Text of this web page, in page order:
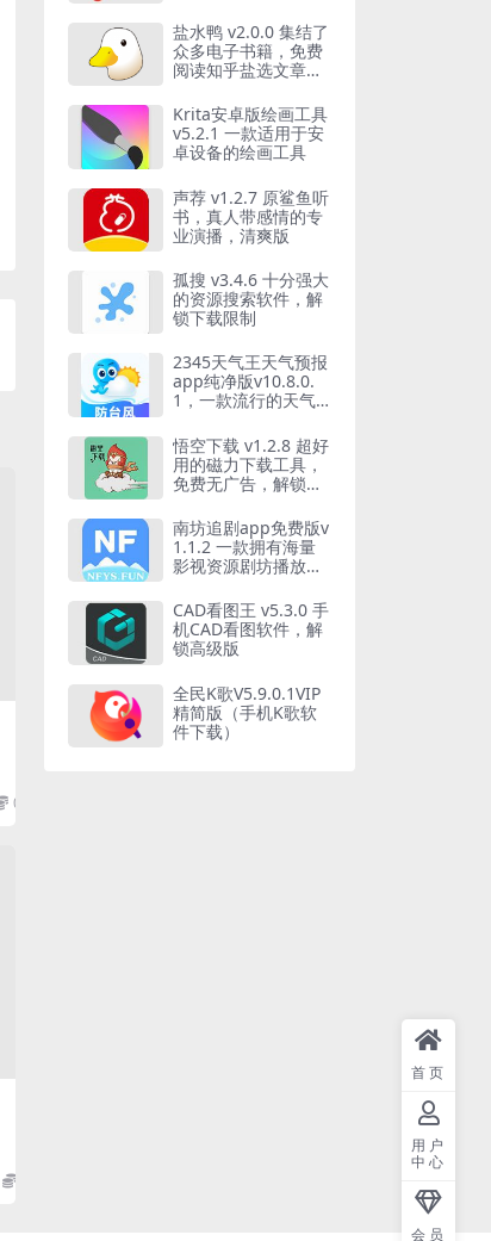
0
盐水鸭 v2.0.0 集结了
众多电子书籍，免费
阅读知乎盐选文章，
Krita安卓版绘画工具
v5.2.1 一款适用于安
卓设备的绘画工具
声荐 v1.2.7 原鲨鱼听
书，真人带感情的专
业演播，清爽版
孤搜 v3.4.6 十分强大
的资源搜索软件，解
锁下载限制
2345天气王天气预报
app纯净版v10.8.0.
1，一款流行的天气
悟空下载 v1.2.8 超好
用的磁力下载工具，
免费无广告，解锁会
南坊追剧app免费版v
1.1.2 一款拥有海量
影视资源剧坊播放软
CAD看图王 v5.3.0 手
机CAD看图软件，解
锁高级版
全民K歌V5.9.0.1VIP
精简版（手机K歌软
件下载）
首页
用户
中心
会员